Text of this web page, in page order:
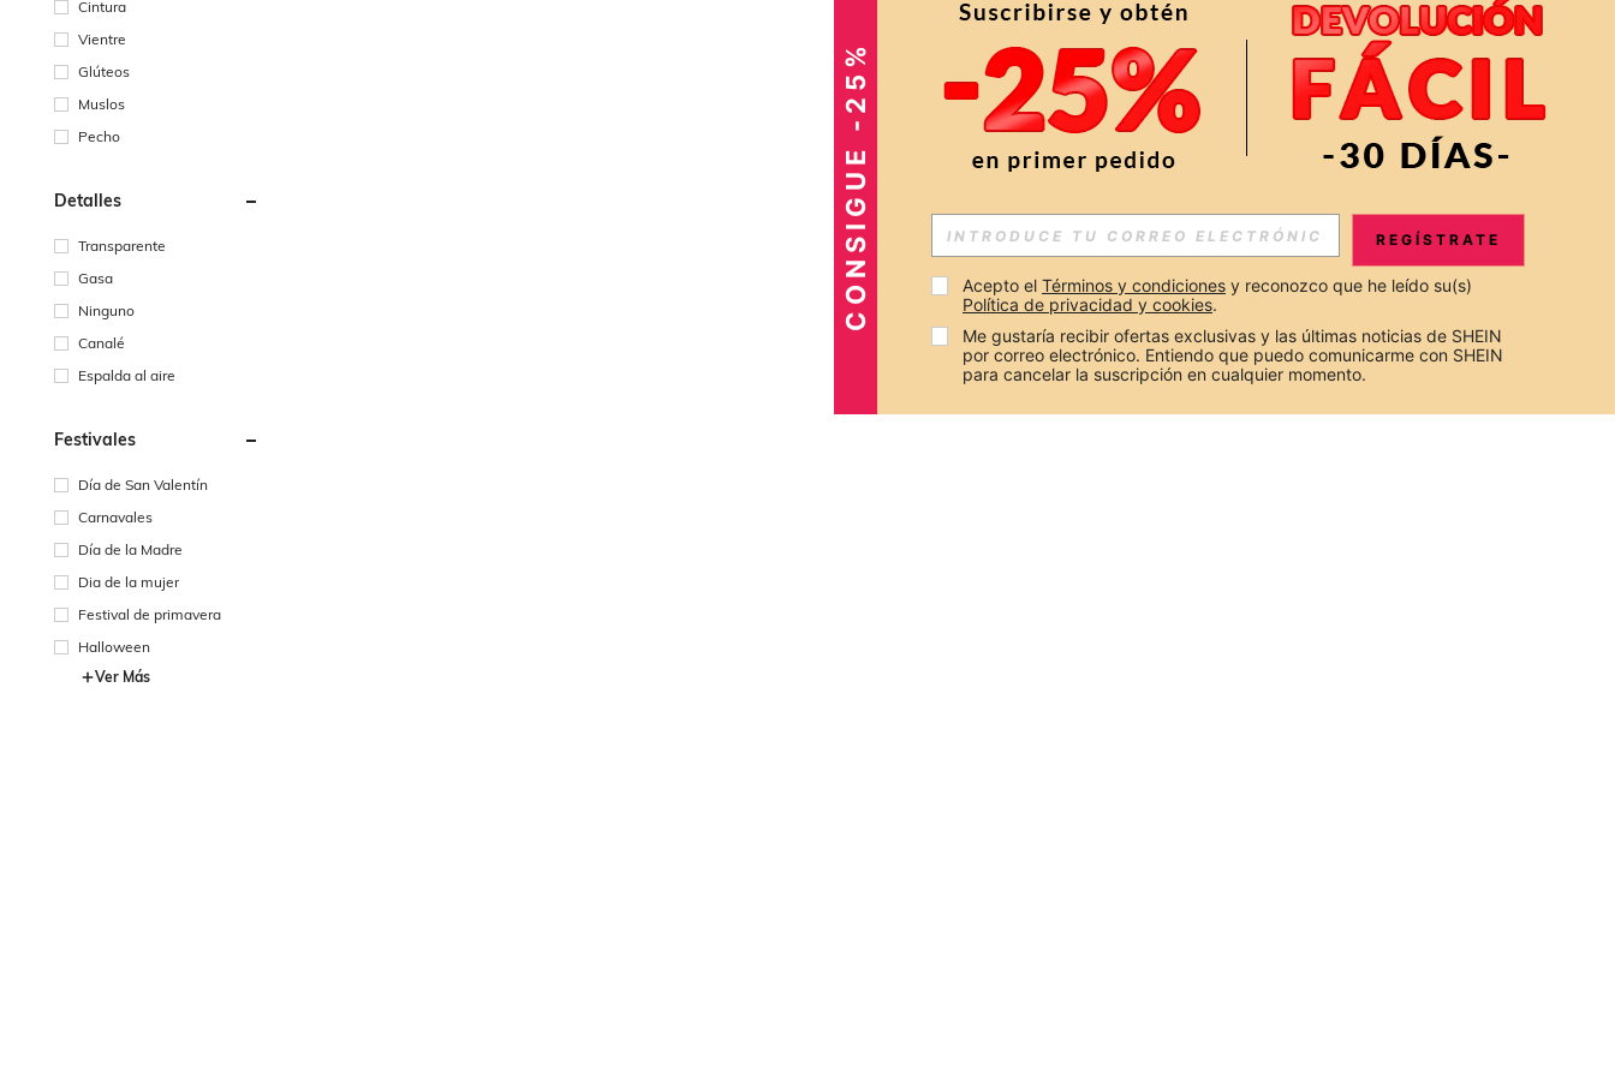
Cintura
Vientre
Glúteos
Muslos
Pecho
Detalles
Transparente
Gasa
Ninguno
Canalé
Espalda al aire
Festivales
Día de San Valentín
Carnavales
Día de la Madre
Dia de la mujer
Festival de primavera
Halloween
Ver Más
CONSIGUE -25% REGÍSTRATE
Acepto el Términos y condiciones y reconozco que he leído su(s)
Política de privacidad y cookies.
Me gustaría recibir ofertas exclusivas y las últimas noticias de SHEIN
por correo electrónico. Entiendo que puedo comunicarme con SHEIN
para cancelar la suscripción en cualquier momento.